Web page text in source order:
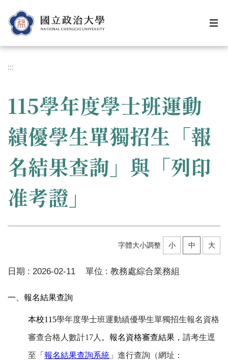
到
主
內
區
:::
115學年度學士班運動
績優學生單獨招生「報
名結果查詢」與「列印
准考證」
字體大小調整 小 中 大
日期 : 2026-02-11 單位 : 教務處綜合業務組
一、報名結果查詢
本校115學年度學士班運動績優學生單獨招生報名資格
審查合格人數計17人 。報名資格審查結果 ， 請考生逕
至「 報名結果查詢系統 」進行查詢（網址：